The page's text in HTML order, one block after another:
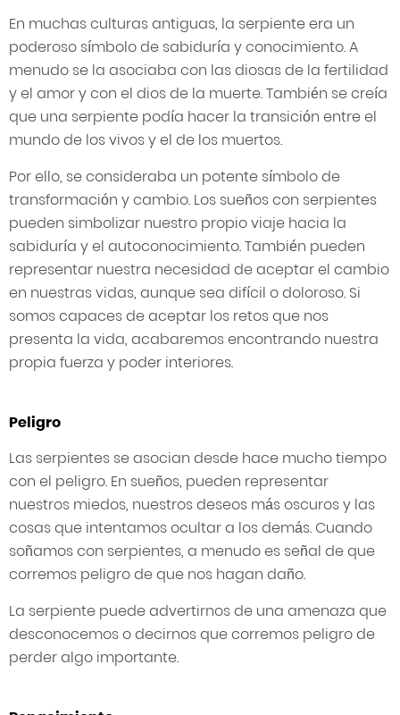
En muchas culturas antiguas, la serpiente era un
poderoso símbolo de sabiduría y conocimiento. A
menudo se la asociaba con las diosas de la fertilidad
y el amor y con el dios de la muerte. También se creía
que una serpiente podía hacer la transición entre el
mundo de los vivos y el de los muertos.
Por ello, se consideraba un potente símbolo de
transformación y cambio. Los sueños con serpientes
pueden simbolizar nuestro propio viaje hacia la
sabiduría y el autoconocimiento. También pueden
representar nuestra necesidad de aceptar el cambio
en nuestras vidas, aunque sea difícil o doloroso. Si
somos capaces de aceptar los retos que nos
presenta la vida, acabaremos encontrando nuestra
propia fuerza y poder interiores.
Peligro
Las serpientes se asocian desde hace mucho tiempo
con el peligro. En sueños, pueden representar
nuestros miedos, nuestros deseos más oscuros y las
cosas que intentamos ocultar a los demás. Cuando
soñamos con serpientes, a menudo es señal de que
corremos peligro de que nos hagan daño.
La serpiente puede advertirnos de una amenaza que
desconocemos o decirnos que corremos peligro de
perder algo importante.